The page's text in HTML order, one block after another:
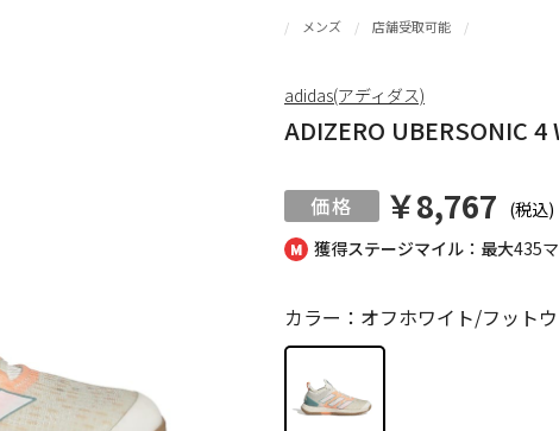
獲得ステージマイル：最大435
メンズ 店舗受取可能
ADIZERO UBERSONIC 4
￥8,767 (税込)
カラー：オフホワイト/フット
adidas(アディダス)